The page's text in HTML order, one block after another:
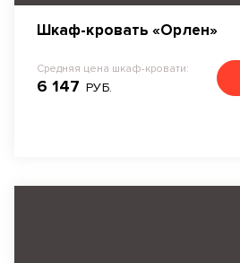
Шкаф-кровать «Орлен»
Средняя цена шкаф-кровати:
6 147 РУБ.